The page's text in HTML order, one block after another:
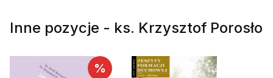
Inne pozycje - ks. Krzysztof Porosło
%